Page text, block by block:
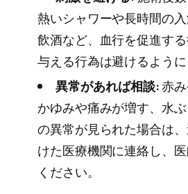
熱いシャワーや長時間の入
飲酒など、血行を促進す
与える行為は避けるように
異常があれば相談:赤
かゆみや痛みが増す、水
の異常が見られた場合は
けた医療機関に連絡し、
ください。